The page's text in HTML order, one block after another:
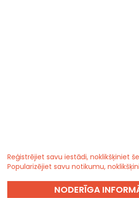
Reģistrējiet savu iestādi, noklikšķiniet
Popularizējiet savu notikumu,
NODERĪGA